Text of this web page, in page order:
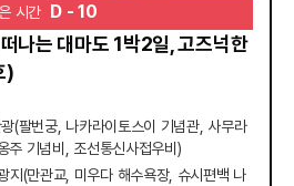
시간 D - 1 0
나는 대마도 1박2일, 고즈넉한
)
(팔번궁, 나카라이토스이 기념관, 사무라
주 기념비, 조선통신사접우비)
지(만관교, 미우다 해수욕장, 슈시편백 나